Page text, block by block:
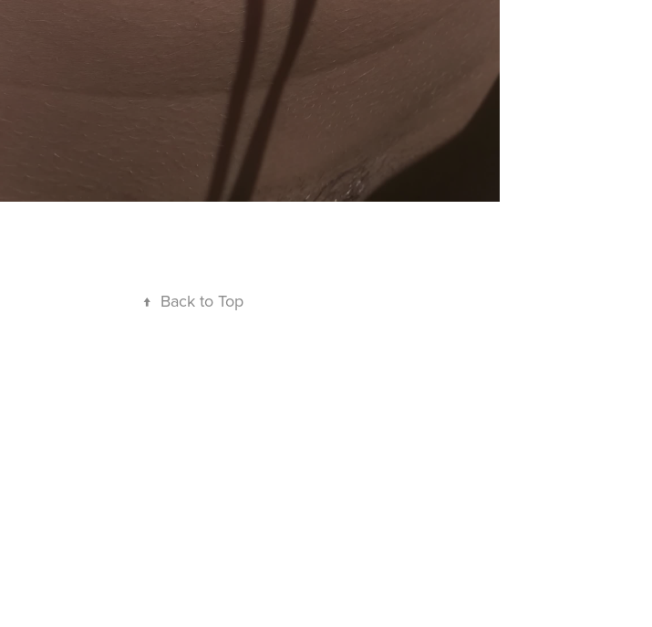
↑ Back to Top